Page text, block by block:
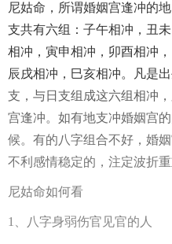
尼姑命，所谓婚姻宫逢冲的地
支共有六组：子午相冲，丑未
相冲，寅申相冲，卯酉相冲，
辰戌相冲，巳亥相冲。凡是
支，与日支组成这六组相冲
宫逢冲。如有地支冲婚姻宫
候。有的八字组合不好，婚
不利感情稳定的，注定波折重
尼姑命如何看
1、八字身弱伤官见官的人